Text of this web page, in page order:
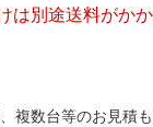
は別途送料がかか
複数台等のお見積も